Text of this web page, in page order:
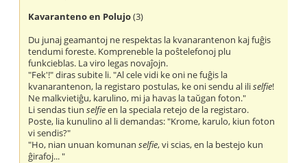
Kavaranteno en Polujo(3)
Du junaj geamantoj ne respektas la kvanarantenon kaj fuĝis
tendumi foreste. Kompreneble la poŝtelefonoj plu
funkcieblas. La viro legas novaĵojn.
"Fek'!" diras subite li. "Al cele vidi ke oni ne fuĝis la
kvanarantenon, la registaro postulas, ke oni sendu al iliselfie!
Ne malkvietiĝu, karulino, mi ja havas la taŭgan foton."
Li sendas tiunselfieen la speciala retejo de la registaro.
Poste, lia kunulino al li demandas: "Krome, karulo, kiun foton
vi sendis?"
"Ho, nian unuan komunanselfie, vi scias, en la bestejo kun
ĝirafoj... "